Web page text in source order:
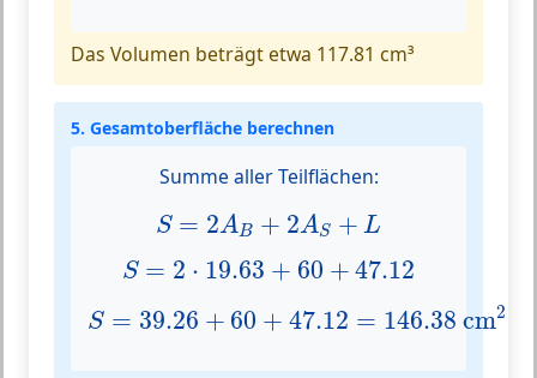
Das Volumen beträgt etwa 117.81 cm³
5. Gesamtoberfläche berechnen
Summe aller Teilflächen:
S = 2AB + 2AS + L
=2A + 2AS L
S = 2 ⋅ 19.63 + 60 + 47.12
S=2 19.63 60+ 47.12
S = 39.26 + 60 + 47.12 = 146.38 cm2
=39.26 + 60+ 47.12=146.38 cm